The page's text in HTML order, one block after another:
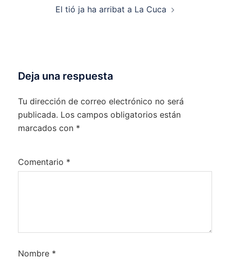
El tió ja ha arribat a La Cuca
Deja una respuesta
Tu dirección de correo electrónico no será
publicada. Los campos obligatorios están
marcados con *
Comentario *
Nombre *